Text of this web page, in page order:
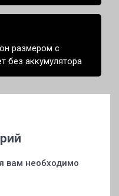
размером с
без аккумулятора
вам необходимо